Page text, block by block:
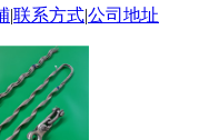
|联系方式|公司地址